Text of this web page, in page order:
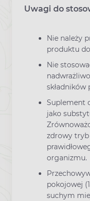
Uwagi do
Nie należy
produktu
Nie
składników
Suplement
jako
zdrowy tryb
organizmu.
pokojowej
suchym